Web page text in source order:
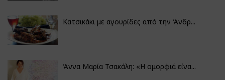
Κατσικάκι με αγουρίδες από την Άνδρ...
Άννα Μαρία Τσακάλη: «Η ομορφιά είνα...